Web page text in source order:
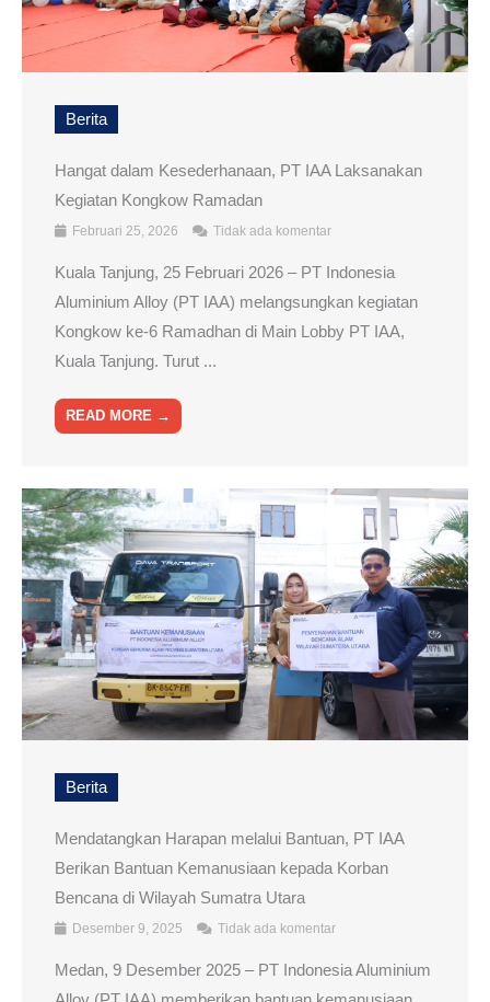
Berita
Hangat dalam Kesederhanaan, PT IAA Laksanakan
Kegiatan Kongkow Ramadan
Februari 25, 2026 Tidak ada komentar
Kuala Tanjung, 25 Februari 2026 – PT Indonesia
Aluminium Alloy (PT IAA) melangsungkan kegiatan
Kongkow ke-6 Ramadhan di Main Lobby PT IAA,
Kuala Tanjung. Turut ...
READ MORE →
Berita
Mendatangkan Harapan melalui Bantuan, PT IAA
Berikan Bantuan Kemanusiaan kepada Korban
Bencana di Wilayah Sumatra Utara
Desember 9, 2025 Tidak ada komentar
Medan, 9 Desember 2025 – PT Indonesia Aluminium